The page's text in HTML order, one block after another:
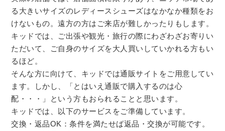
る大きいサイズのレディースシューズはなかなか種類をお
けないもの。遠方の方はご来店が難しかったりもします。
キッドでは、ご出張や観光・旅行の際にわざわざお寄りい
ただいて、ご自身のサイズを大人買いしていかれる方もい
るほど。
そんな方に向けて、キッドでは通販サイトをご用意してい
ます。しかし、「とはいえ通販で購入するのは心
配・・・」という方もおられることと思います。
キッドでは、以下のサービスをご準備しています。
交換・返品OK：条件を満たせば返品・交換が可能です。